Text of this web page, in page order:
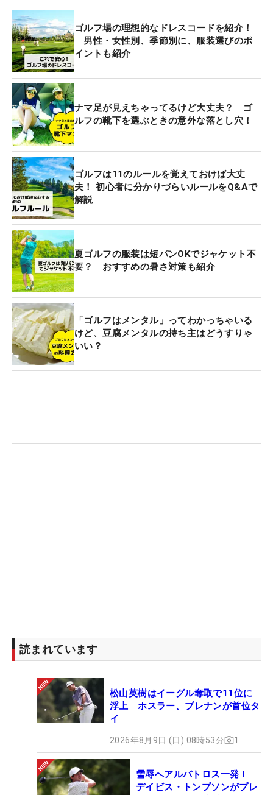
ゴルフ場の理想的なドレスコードを紹介！
男性・女性別、季節別に、服装選びのポ
イントも紹介
ナマ足が見えちゃってるけど大丈夫？ ゴ
ルフの靴下を選ぶときの意外な落とし穴！
ゴルフは11のルールを覚えておけば大丈
夫！ 初心者に分かりづらいルールをQ&Aで
解説
夏ゴルフの服装は短パンOKでジャケット不
要？ おすすめの暑さ対策も紹介
「ゴルフはメンタル」ってわかっちゃいる
けど、豆腐メンタルの持ち主はどうすりゃ
いい？
読まれています
松山英樹はイーグル奪取で11位に
浮上 ホスラー、ブレナンが首位タ
イ
2026年8月9日 (日) 08時53分 1
雪辱へアルバトロス一発！
デイビス・トンプソンがプレ